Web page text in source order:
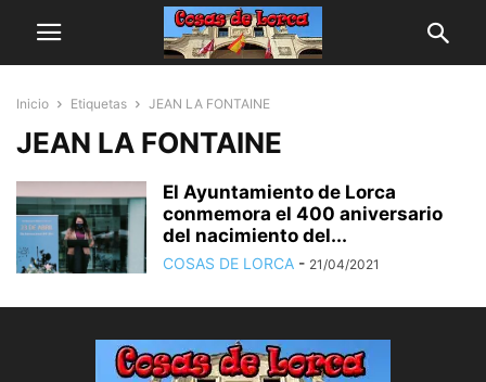
Inicio Etiquetas JEAN LA FONTAINE
JEAN LA FONTAINE
El Ayuntamiento de Lorca
conmemora el 400 aniversario
del nacimiento del...
COSAS DE LORCA - 21/04/2021